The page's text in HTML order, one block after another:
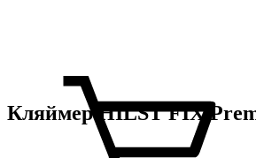
Кляймер HILST FIX